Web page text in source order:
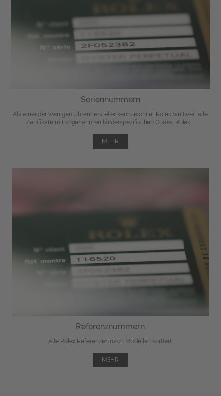
Seriennummern
Als einer der wenigen Uhrenhersteller kennzeichnet Rolex weltweit alle
Zertifikate mit sogenannten länderspezifischen Codes. Rolex ...
MEHR
Referenznummern
Alle Rolex Referenzen nach Modellen sortiert.
MEHR